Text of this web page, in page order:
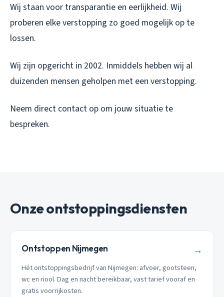
Wij staan voor transparantie en eerlijkheid. Wij
proberen elke verstopping zo goed mogelijk op te
lossen.
Wij zijn opgericht in 2002. Inmiddels hebben wij al
duizenden mensen geholpen met een verstopping.
Neem direct contact op om jouw situatie te
bespreken.
Onze ontstoppingsdiensten
Ontstoppen Nijmegen →
Hét ontstoppingsbedrijf van Nijmegen: afvoer, gootsteen,
wc en riool. Dag en nacht bereikbaar, vast tarief vooraf en
gratis voorrijkosten.